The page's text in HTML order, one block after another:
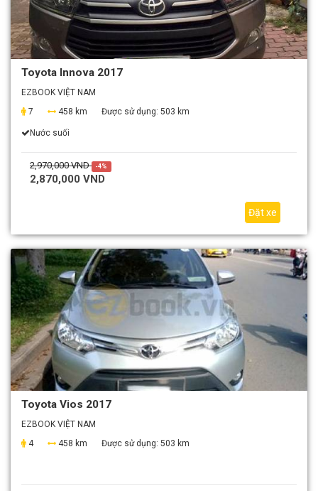
Toyota Innova 2017
EZBOOK VIỆT NAM
7
458 km Được sử dụng: 503 km
Nước suối
2,970,000 VND -4%
2,870,000 VND
Đặt xe
Toyota Vios 2017
EZBOOK VIỆT NAM
4
458 km Được sử dụng: 503 km